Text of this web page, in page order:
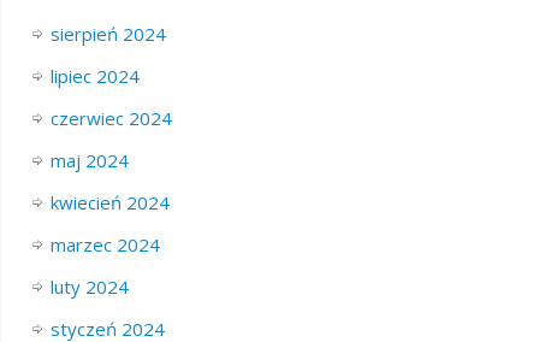
sierpień 2024
lipiec 2024
czerwiec 2024
maj 2024
kwiecień 2024
marzec 2024
luty 2024
styczeń 2024